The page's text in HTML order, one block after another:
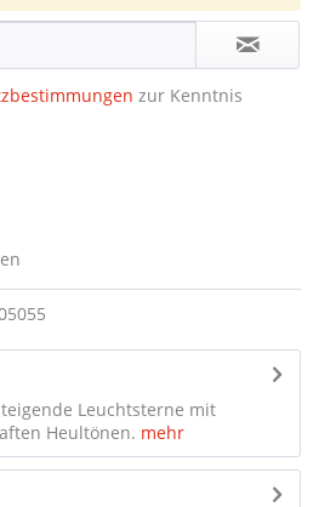
zur Kenntnis
Leuchtsterne mit
Heultönen. mehr